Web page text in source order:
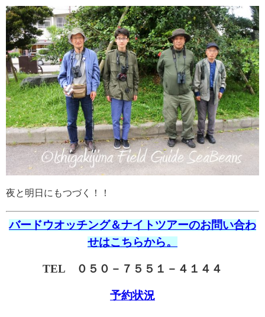
夜と明日にもつづく！！
バードウオッチング＆ナイトツアーのお問い合わ
せはこちらから。
TEL ０５０－７５５１－４１４４
予約状況